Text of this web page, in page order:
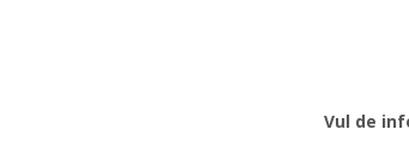
Vul de